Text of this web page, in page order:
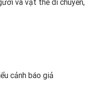
và vật thể di chuyển,
cảnh báo giả